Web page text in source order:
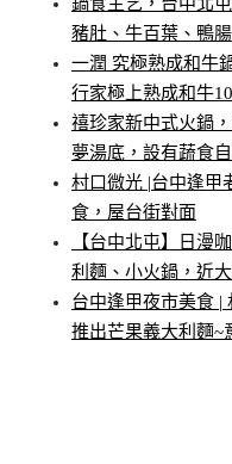
豬肚、牛百葉、鴨腸
一潤 究極熟成和牛
行家極上熟成和牛
禧珍家新中式火鍋
夢湯底，設有蔬食
村口微光 |台中逢甲
食，屋台街對面
【台中北屯】日漫
利麵、小火鍋，近
台中逢甲夜市美食 |
推出芒果義大利麵~